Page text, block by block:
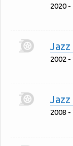
2020 -
Jazz
2002 -
Jazz
2008 -